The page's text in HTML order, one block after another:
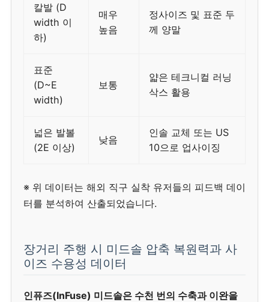
칼발 (D
width 이
하)
매우
높음
정사이즈 및 표준 두
께 양말
표준
(D~E
width)
보통
얇은 테크니컬 러닝
삭스 활용
넓은 발볼
(2E 이상)
낮음
인솔 교체 또는 US
10으로 업사이징
※ 위 데이터는 해외 직구 실착 유저들의 피드백 데이
터를 분석하여 산출되었습니다.
장거리 주행 시 미드솔 압축 복원력과 사
이즈 수용성 데이터
인퓨즈(InFuse) 미드솔은 수천 번의 수축과 이완을